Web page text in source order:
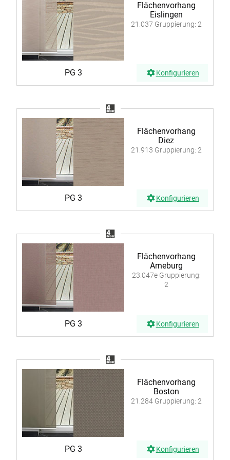
Flächenvorhang
Eislingen
21.037 Gruppierung: 2
PG 3 Konfigurieren
Flächenvorhang
Diez
21.913 Gruppierung: 2
PG 3 Konfigurieren
Flächenvorhang
Arneburg
23.047e Gruppierung:
2
PG 3 Konfigurieren
Flächenvorhang
Boston
21.284 Gruppierung: 2
PG 3 Konfigurieren